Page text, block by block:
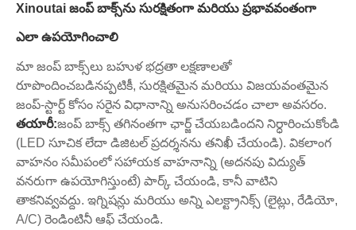
Xinoutai జంప్ బాక్స్‌ను సురక్షితంగా మరియు ప్రభావవంతంగా
ఎలా ఉపయోగించాలి
మా జంప్ బాక్స్‌లు బహుళ భద్రతా లక్షణాలతో
రూపొందించబడినప్పటికీ, సురక్షితమైన మరియు విజయవంతమైన
జంప్-స్టార్ట్ కోసం సరైన విధానాన్ని అనుసరించడం చాలా అవసరం.
తయారీ:జంప్ బాక్స్ తగినంతగా ఛార్జ్ చేయబడిందని నిర్ధారించుకోండి
(LED సూచిక లేదా డిజిటల్ ప్రదర్శనను తనిఖీ చేయండి). వికలాంగ
వాహనం సమీపంలో సహాయక వాహనాన్ని (అదనపు విద్యుత్
వనరుగా ఉపయోగిస్తుంటే) పార్క్ చేయండి, కానీ వాటిని
తాకనివ్వవద్దు. ఇగ్నిషన్లు మరియు అన్ని ఎలక్ట్రానిక్స్ (లైట్లు, రేడియో,
A/C) రెండింటినీ ఆఫ్ చేయండి.